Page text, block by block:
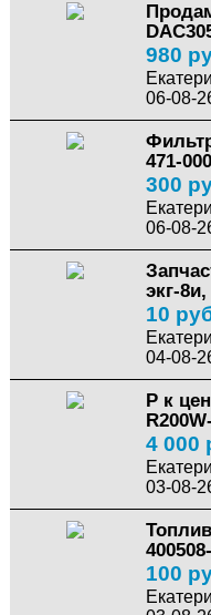
980
06-08-
471-
300
06-08-
экг-
10
04-08-
Р к
4 000
03-08-
100